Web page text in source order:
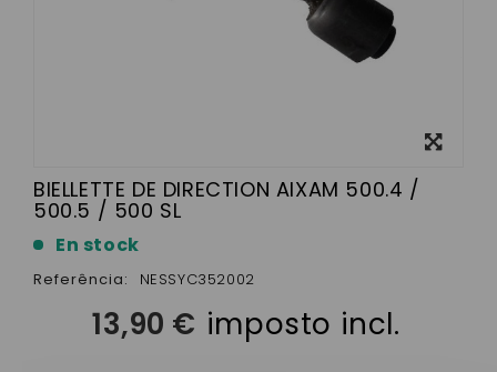
BIELLETTE DE DIRECTION AIXAM 500.4 /
500.5 / 500 SL
En stock
Referência: NESSYC352002
13,90 € imposto incl.